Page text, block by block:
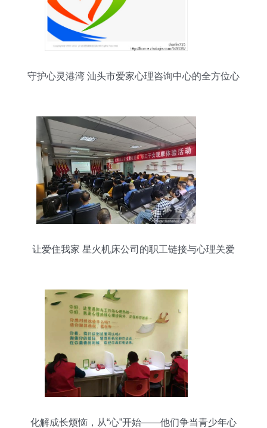
守护心灵港湾 汕头市爱家心理咨询中心的全方位心
让爱住我家 星火机床公司的职工链接与心理关爱
化解成长烦恼，从“心”开始——他们争当青少年心